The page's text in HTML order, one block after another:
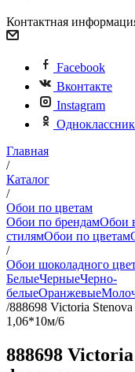
Контактная
Facebook
Вконтакте
Instagram
Главная
/
Каталог
/
Обои по цветам
Обои по брендамОбои
стилямОбои по цветам
/
Обои шоколадного
БелыеЧерныеЧерно-
белыеОранжевые
/888698 Victoria
1,06*10м/6
888698